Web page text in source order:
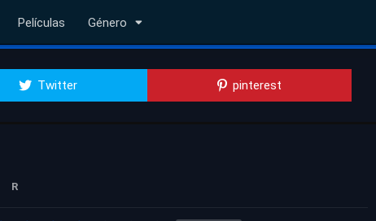
Películas Género
Twitter pinterest
R